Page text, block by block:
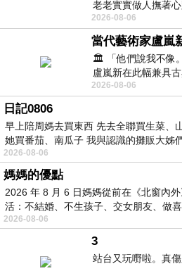
老老實實做人撫著
向裂隙的亮處探索
2026-08-06
🏛️ 「他們說我不像
盧嵐新在此幅兼具
中，以沈靜的藍色空
2026-08-06
日記0806
早上陪周媽去買東西 先去全聯買生菜、
她買番茄、南瓜子 我與認識的攤販大姊
2026-08-06
媽媽的優點
2026 年 8 月 6 日媽媽從前在《北窗內
活：不結婚、不生孩子、交女朋友、做
湖⋯⋯，
2026-08-06
3
站台又玩嘢啦。真傷